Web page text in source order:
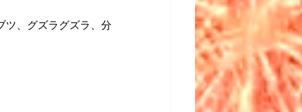
ツ、グズラグズラ、分